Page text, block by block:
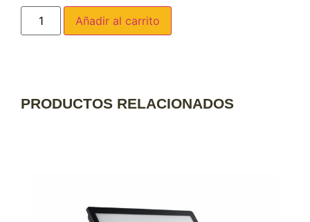
Añadir al carrito
PRODUCTOS RELACIONADOS